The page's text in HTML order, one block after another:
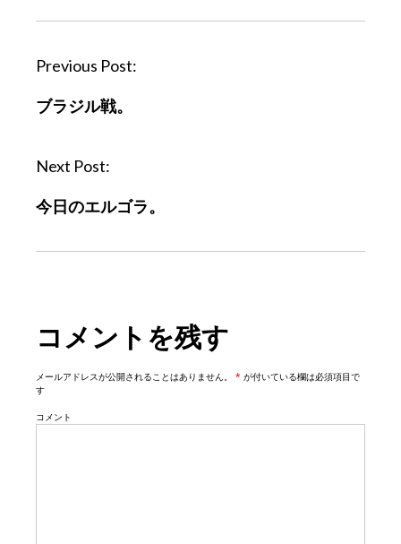
P
s
n
v
n
Previous Post:
ブラジル戦。
Next Post:
今日のエルゴラ。
コメントを残す
メールアドレスが公開されることはありません。 * が付いている欄は必須項目で
す
コメント